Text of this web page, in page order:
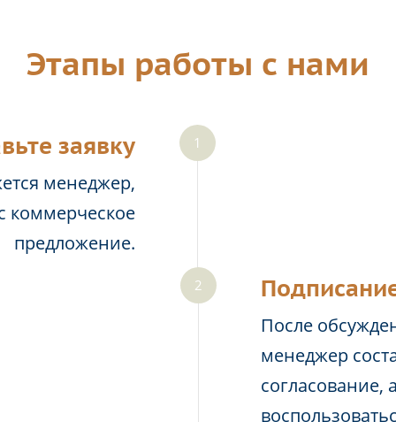
Этапы работы с нами
заявку
менеджер,
коммерческое
предложение.
После
менеджер